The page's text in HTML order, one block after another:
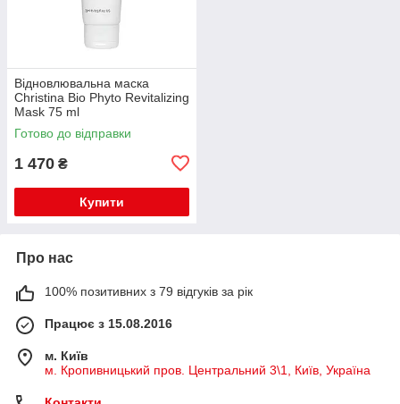
Відновлювальна маска
Christina Bio Phyto Revitalizing
Mask 75 ml
Готово до відправки
1 470 ₴
Купити
Про нас
100% позитивних з 79 відгуків за рік
Працює з 15.08.2016
м. Київ
м. Кропивницький пров. Центральний 3\1, Київ, Україна